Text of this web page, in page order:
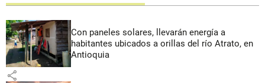
Con paneles solares, llevarán energía a
habitantes ubicados a orillas del río Atrato, en
Antioquia
share